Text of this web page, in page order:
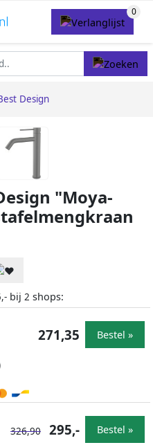
Design
"Moya-
bij 2 shops:
271,35 Bestel »
326,90 295,- Bestel »